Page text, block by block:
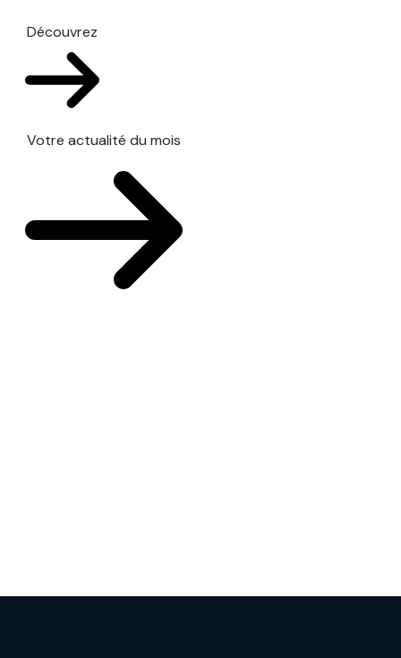
Découvrez
Votre actualité du mois